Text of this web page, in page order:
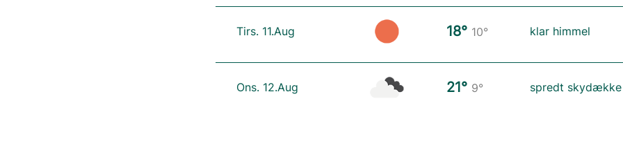
Tirs. 11.Aug 18° 10° klar himmel
Ons. 12.Aug 21° 9° spredt skydække